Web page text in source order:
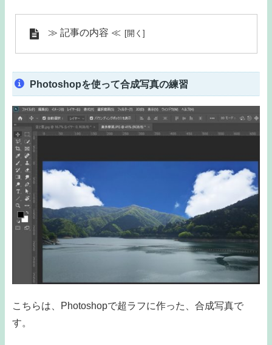
≫ 記事の内容 ≪
Photoshopを使って合成写真の練習
こちらは、Photoshopで超ラフに作った、合成写真で
す。